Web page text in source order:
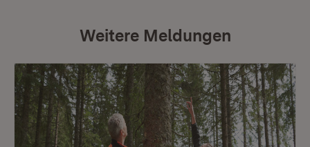
Weitere Meldungen